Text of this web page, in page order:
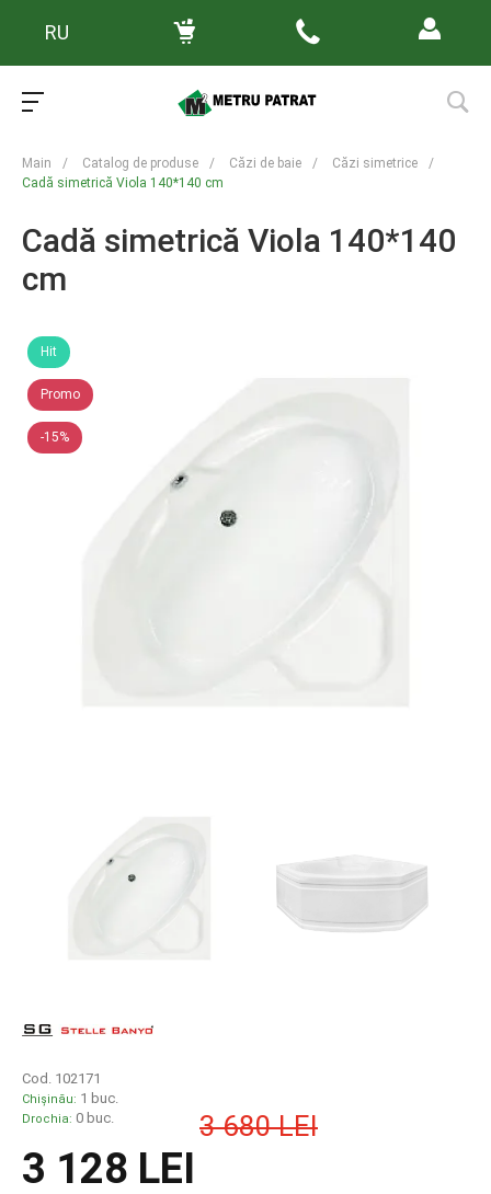
RU
Main / Catalog de produse / Căzi de baie / Căzi simetrice
/
Cadă simetrică Viola 140*140 cm
Cadă simetrică Viola 140*140
cm
Hit
Promo
-15%
Cod. 102171
Chișinău: 1 buc.
Drochia: 0 buc.
3 128 LEI
3 680 LEI